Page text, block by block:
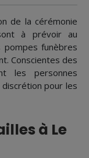
de la cérémonie
à prévoir au
funèbres
Conscientes des
les personnes
pour les
à Le